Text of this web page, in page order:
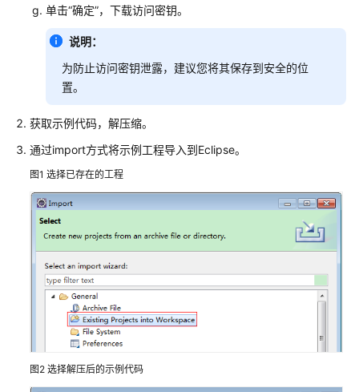
域）
南
（2.0）
（吉
坡
区
域）
API
参
考
（吉
区
域）
单击“确定”，下载访问密钥。
说明：
为防止访问密钥泄露，建议您将其保存到安全的位
置。
获取示例代码，解压缩。
通过import方式将示例工程导入到Eclipse。
图1 选择已存在的工程
图2 选择解压后的示例代码